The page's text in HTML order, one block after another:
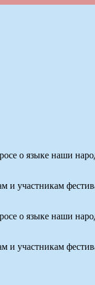
о языке наши
участникам
о языке наши
участникам